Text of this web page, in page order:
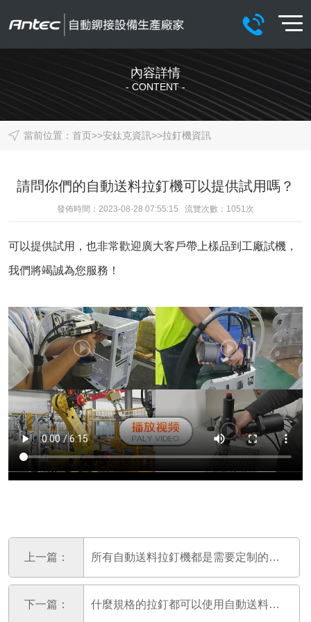
內容詳情
- CONTENT -
當前位置： 首页>>安鈦克資訊>>拉釘機資訊
請問你們的自動送料拉釘機可以提供試用嗎？
發佈時間：2023-08-28 07:55:15 流覽次數： 1051次
可以提供試用，也非常歡迎廣大客戶帶上樣品到工廠試機，
我們將竭誠為您服務！
上一篇： 所有自動送料拉釘機都是需要定制的嗎？
下一篇： 什麼規格的拉釘都可以使用自動送料拉釘機嗎？